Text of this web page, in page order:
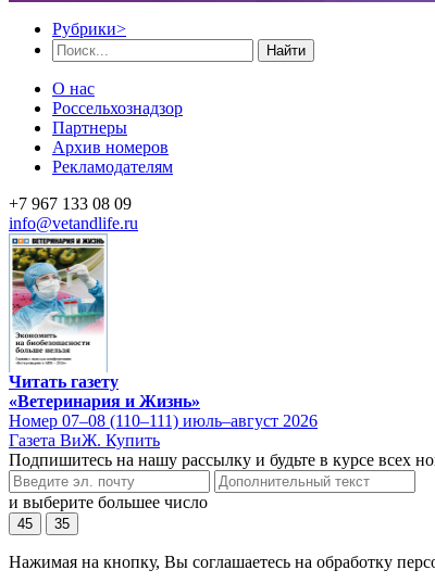
Рубрики>
Найти
О нас
Россельхознадзор
Партнеры
Архив номеров
Рекламодателям
+7 967 133 08 09
info@vetandlife.ru
Читать газету
«Ветеринария и Жизнь»
Номер 07–08 (110–111) июль–август 2026
Газета ВиЖ. Купить
Подпишитесь на нашу рассылку и будьте в курсе всех
и выберите большее число
45 35
Нажимая на кнопку, Вы соглашаетесь на обработку